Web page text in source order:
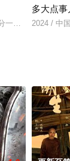
网络剧”、2015
生肖挖心案、人
一杯羹。该剧根
多大点事
2024 / 中